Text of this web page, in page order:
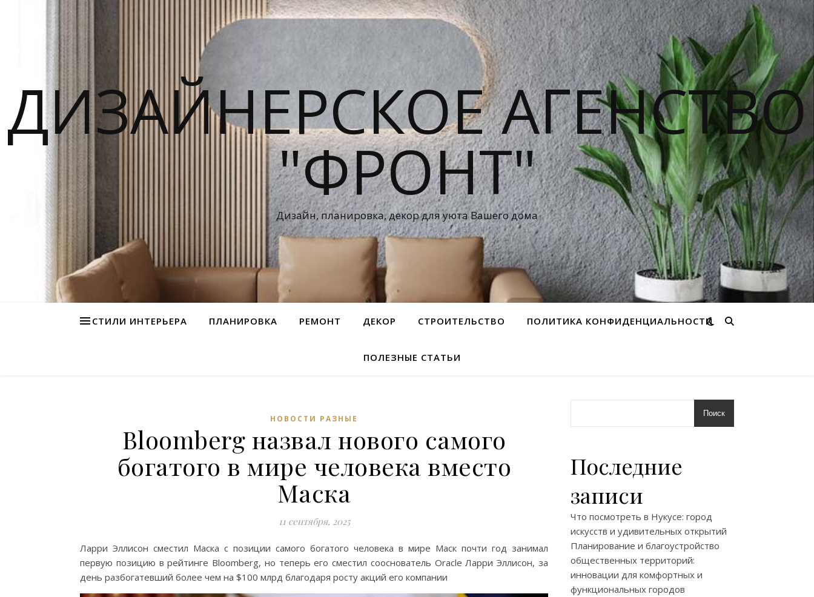
ДИЗАЙНЕРСКОЕ АГЕНСТВО
"ФРОНТ"
Дизайн, планировка, декор для уюта Вашего дома
СТИЛИ ИНТЕРЬЕРА ПЛАНИРОВКА РЕМОНТ ДЕКОР СТРОИТЕЛЬСТВО ПОЛИТИКА КОНФИДЕНЦИАЛЬНОСТИ
ПОЛЕЗНЫЕ СТАТЬИ
НОВОСТИ РАЗНЫЕ
Bloomberg назвал нового самого
богатого в мире человека вместо
Маска
11 сентября, 2025
Ларри Эллисон сместил Маска с позиции самого богатого человека в мире Маск почти год занимал
первую позицию в рейтинге Bloomberg, но теперь его сместил сооснователь Oracle Ларри Эллисон, за
день разбогатевший более чем на $100 млрд благодаря росту акций его компании
Поиск
Последние
записи
Что посмотреть в Нукусе: город
искусств и удивительных открытий
Планирование и благоустройство
общественных территорий:
инновации для комфортных и
функциональных городов